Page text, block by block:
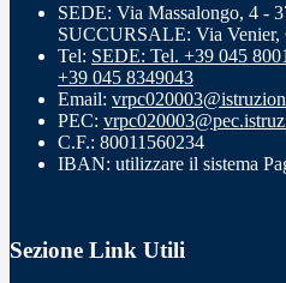
SEDE: Via Massalongo, 4 -
SUCCURSALE: Via Venier,
Tel: SEDE: Tel. +39 045
+39 045 8349043
Email:
PEC:
C.F.: 80011560234
IBAN: utilizzare il sistema
Sezione Link Utili